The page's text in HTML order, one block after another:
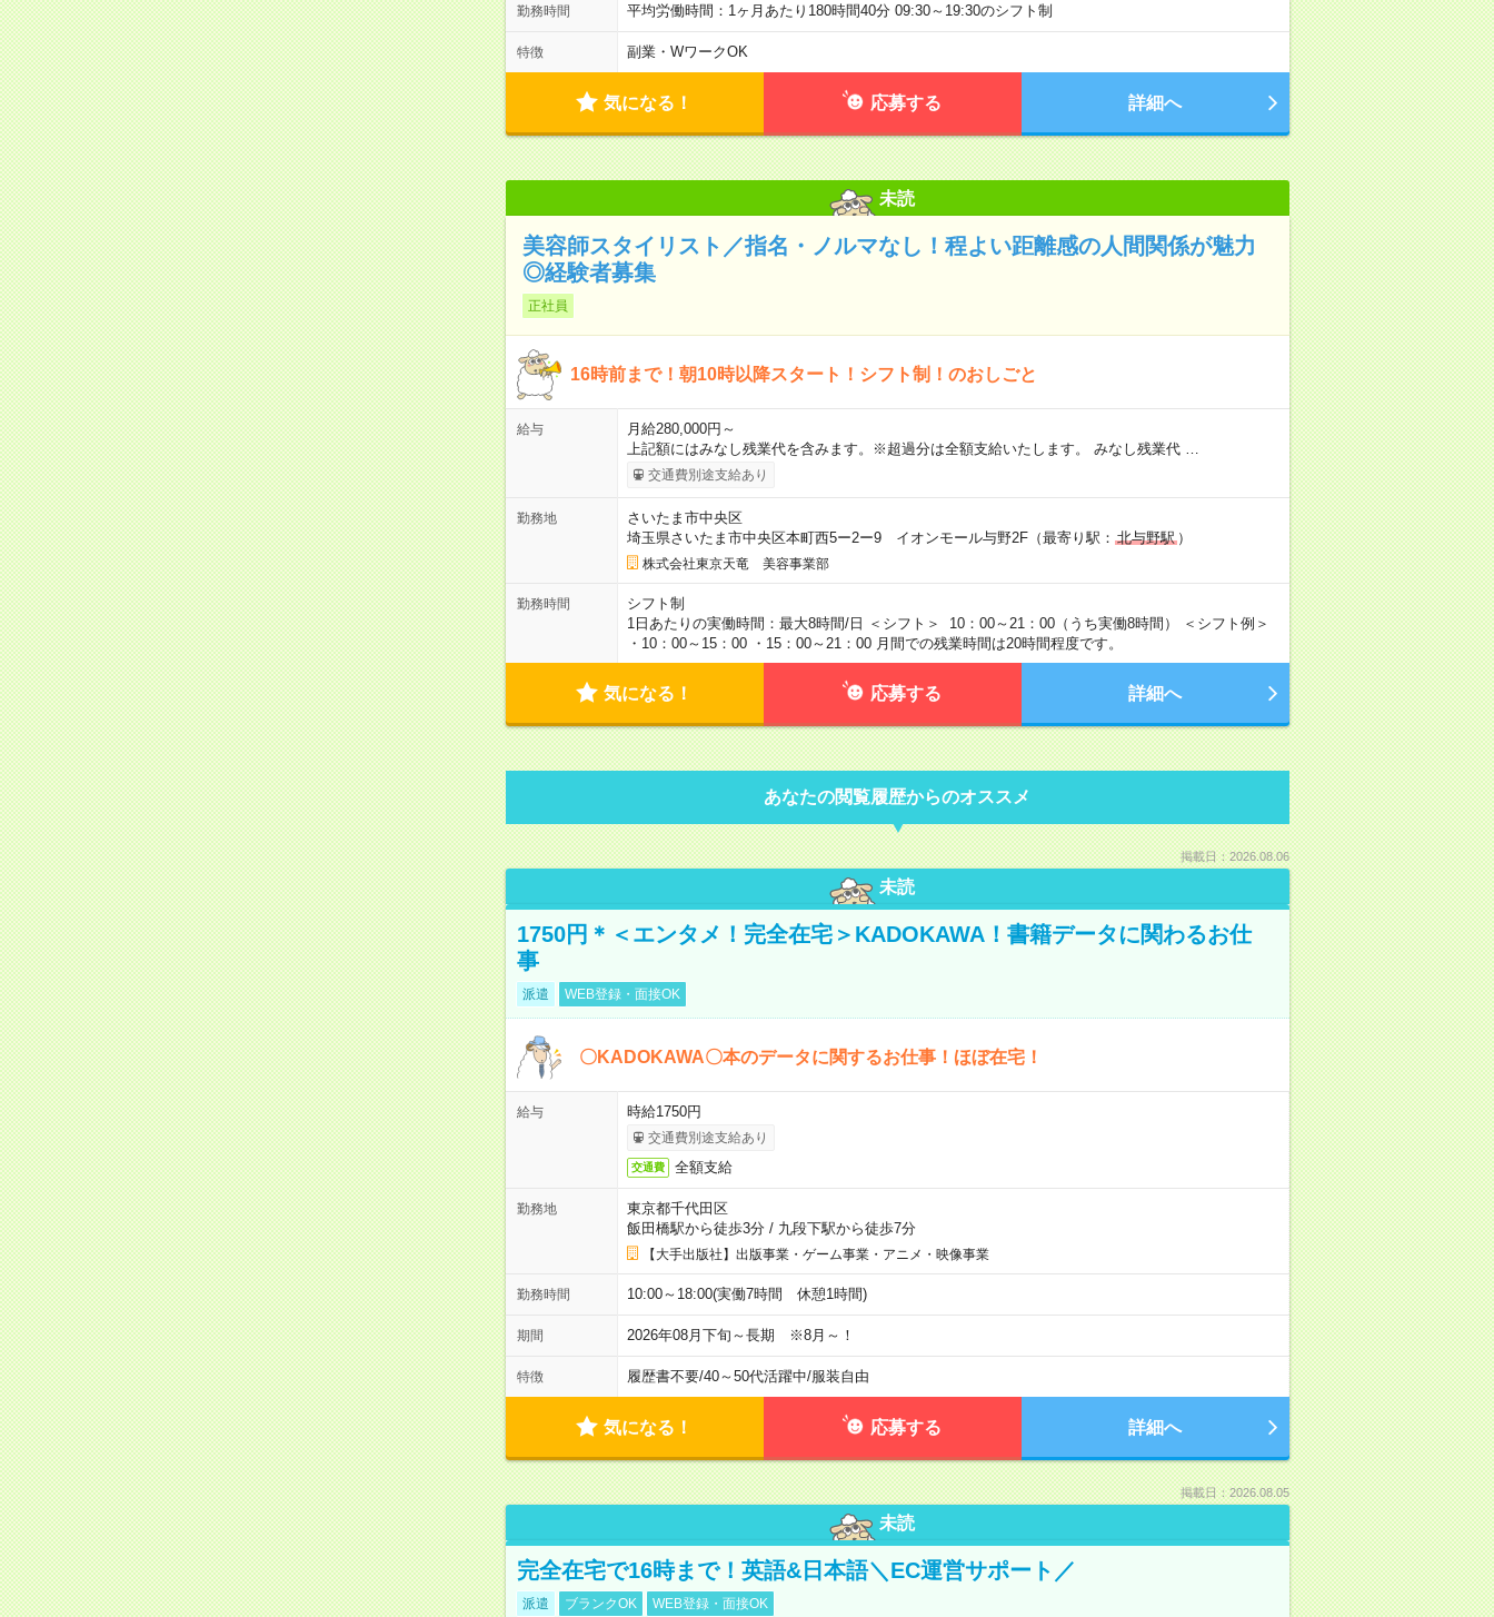
勤務時間 平均労働時間：1ヶ月あたり180時間40分 09:30～19:30のシフト制
特徴 副業・WワークOK
気になる！ 応募する 詳細へ
未読
美容師スタイリスト／指名・ノルマなし！程よい距離感の人間関係が魅力
◎経験者募集
正社員
16時前まで！朝10時以降スタート！シフト制！のおしごと
給与
月給280,000円～
上記額にはみなし残業代を含みます。※超過分は全額支給いたします。 みなし残業代 …
交通費別途支給あり
勤務地
さいたま市中央区
埼玉県さいたま市中央区本町西5ー2ー9 イオンモール与野2F（最寄り駅： 北与野駅）
株式会社東京天竜 美容事業部
勤務時間
シフト制
1日あたりの実働時間：最大8時間/日 ＜シフト＞ 10：00～21：00（うち実働8時間） ＜シフト例＞
・10：00～15：00 ・15：00～21：00 月間での残業時間は20時間程度です。
気になる！ 応募する 詳細へ
あなたの閲覧履歴からのオススメ
掲載日：2026.08.06
未読
1750円＊＜エンタメ！完全在宅＞KADOKAWA！書籍データに関わるお仕
事
派遣 WEB登録・面接OK
〇KADOKAWA〇本のデータに関するお仕事！ほぼ在宅！
給与 時給1750円
交通費別途支給あり
交通費 全額支給
勤務地
東京都千代田区
飯田橋駅から徒歩3分/ 九段下駅から徒歩7分
【大手出版社】出版事業・ゲーム事業・アニメ・映像事業
勤務時間 10:00～18:00(実働7時間 休憩1時間)
期間 2026年08月下旬～長期 ※8月～！
特徴 履歴書不要/40～50代活躍中/服装自由
気になる！ 応募する 詳細へ
掲載日：2026.08.05
未読
完全在宅で16時まで！英語&日本語＼EC運営サポート／
派遣 ブランクOK WEB登録・面接OK